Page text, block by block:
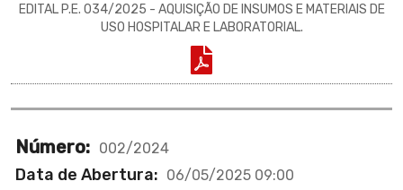
EDITAL P.E. 034/2025 - AQUISIÇÃO DE INSUMOS E MATERIAIS DE
USO HOSPITALAR E LABORATORIAL.
Número: 002/2024
Data de Abertura: 06/05/2025 09:00